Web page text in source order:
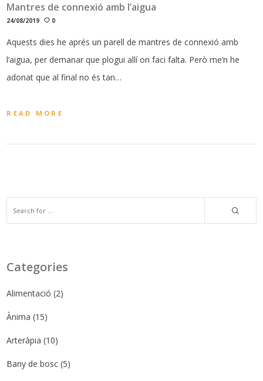
Mantres de connexió amb l’aigua
24/08/2019 0
Aquests dies he aprés un parell de mantres de connexió amb
l’aigua, per demanar que plogui allí on faci falta. Però me’n he
adonat que al final no és tan…
READ MORE
Categories
Alimentació (2)
Ànima (15)
Arteràpia (10)
Bany de bosc (5)